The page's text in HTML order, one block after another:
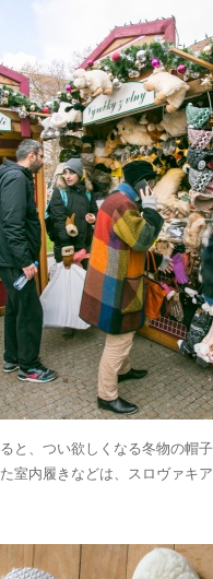
と、つい欲しくなる冬物の帽子
室内履きなどは、スロヴァキ